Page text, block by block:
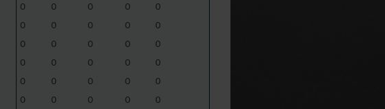
0 0 0 0
0
0 0 0 0
0
0 0 0 0
0
0 0 0 0
0
0 0 0 0
0
0 0 0 0
0